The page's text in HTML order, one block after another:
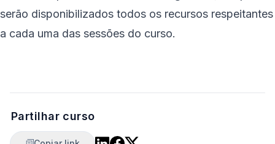
serão disponibilizados todos os recursos respeitantes
a cada uma das sessões do curso.
Partilhar curso